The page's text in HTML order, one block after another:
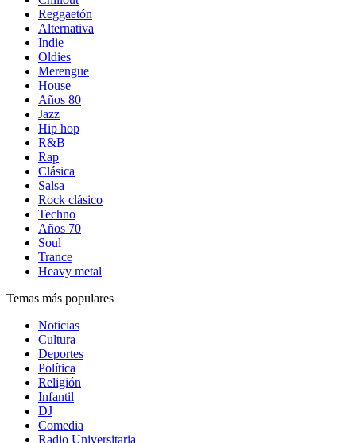
Reggaetón
Alternativa
Indie
Oldies
Merengue
House
Años 80
Jazz
Hip hop
R&B
Rap
Clásica
Salsa
Rock clásico
Techno
Años 70
Soul
Trance
Heavy metal
Temas más populares
Noticias
Cultura
Deportes
Política
Religión
Infantil
DJ
Comedia
Radio Universitaria